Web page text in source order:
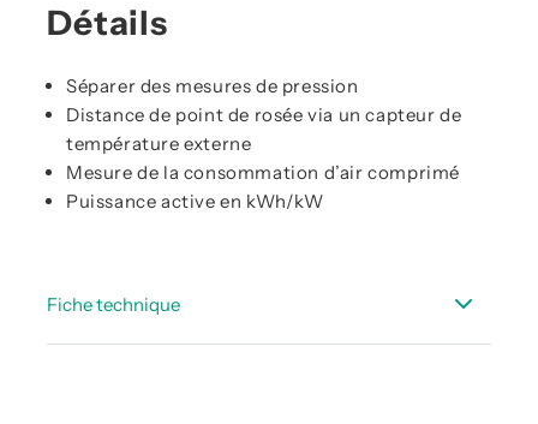
Détails
Séparer des mesures de pression
Distance de point de rosée via un capteur de
température externe
Mesure de la consommation d’air comprimé
Puissance active en kWh/kW
Fiche technique